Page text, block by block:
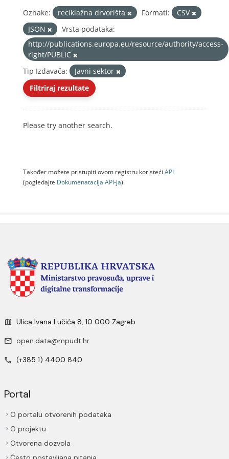
Oznake: reciklažna drvorišta Formati:
CSV
JSON
Vrsta podataka:
http://publications.europa.eu/resource/authority/access-
right/PUBLIC
Tip Izdavača:
Javni sektor
Filtriraj rezultate
Please try another search.
Također možete pristupiti ovom registru koristeći API
(pogledajte Dokumenаtаcijа API-jа).